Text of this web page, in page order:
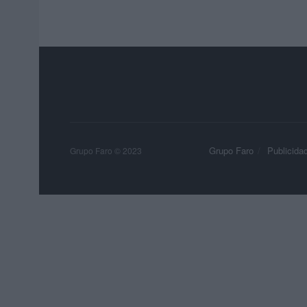
Grupo Faro Publicidad
Grupo Faro © 2023